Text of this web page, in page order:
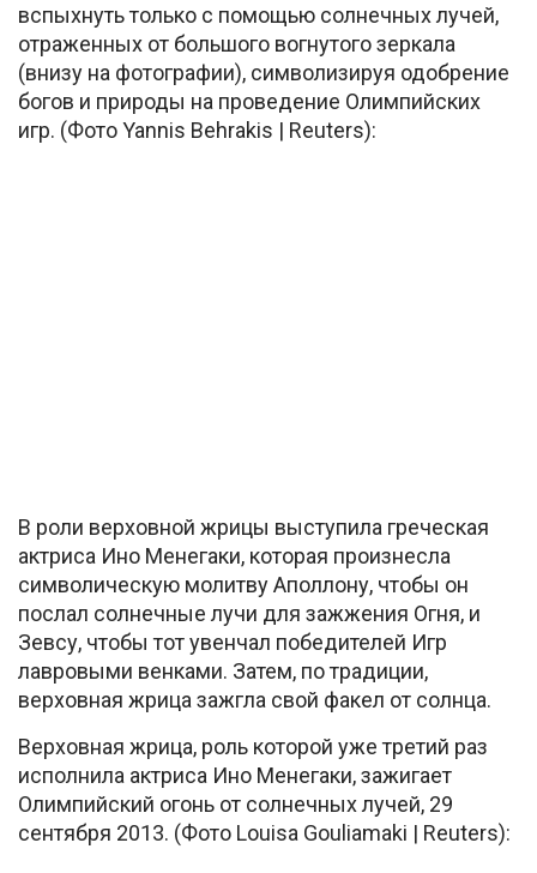
вспыхнуть только с помощью солнечных лучей,
отраженных от большого вогнутого зеркала
(внизу на фотографии), символизируя одобрение
богов и природы на проведение Олимпийских
игр. (Фото Yannis Behrakis | Reuters):
В роли верховной жрицы выступила греческая
актриса Ино Менегаки, которая произнесла
символическую молитву Аполлону, чтобы он
послал солнечные лучи для зажжения Огня, и
Зевсу, чтобы тот увенчал победителей Игр
лавровыми венками. Затем, по традиции,
верховная жрица зажгла свой факел от солнца.
Верховная жрица, роль которой уже третий раз
исполнила актриса Ино Менегаки, зажигает
Олимпийский огонь от солнечных лучей, 29
сентября 2013. (Фото Louisa Gouliamaki | Reuters):